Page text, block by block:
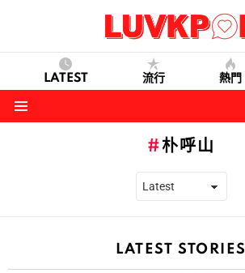
LATEST 流行 熱門
朴呼山
LATEST STORIES